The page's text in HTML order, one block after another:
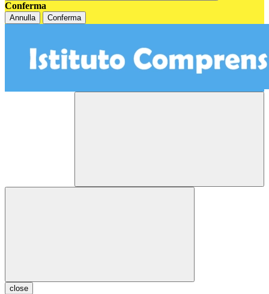
Conferma
Annulla Conferma
close